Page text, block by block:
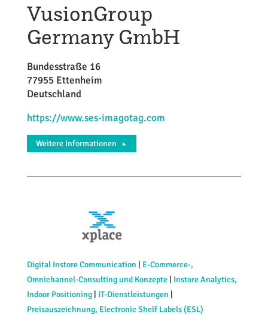
VusionGroup
Germany GmbH
Bundesstraße 16
77955 Ettenheim
Deutschland
https://www.ses-imagotag.com
Weitere Informationen ►
Digital Instore Communication
E-Commerce-,
Omnichannel-Consulting und Konzepte| Instore Analytics,
Indoor Positioning| IT-Dienstleistungen
Preisauszeichnung, Electronic Shelf Labels (ESL)